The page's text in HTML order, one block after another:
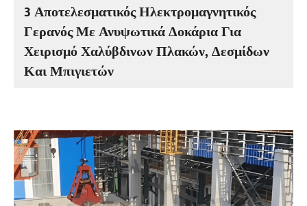
3 Αποτελεσματικός Ηλεκτρομαγνητικός
Γερανός Με Ανυψωτικά Δοκάρια Για
Χειρισμό Χαλύβδινων Πλακών, Δεσμίδων
Και Μπιγιετών